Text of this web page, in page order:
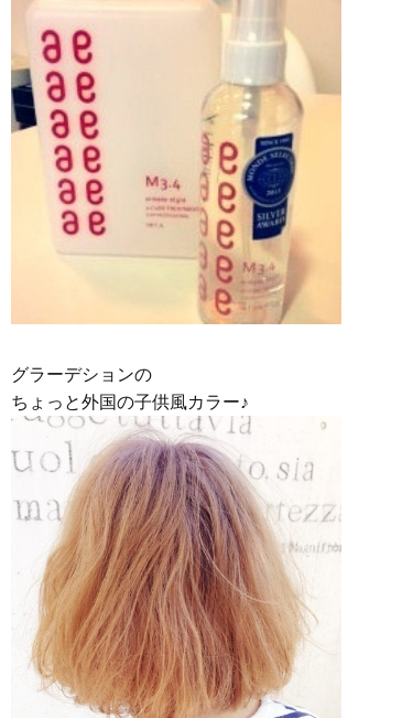
グラーデションの
ちょっと外国の子供風カラー♪